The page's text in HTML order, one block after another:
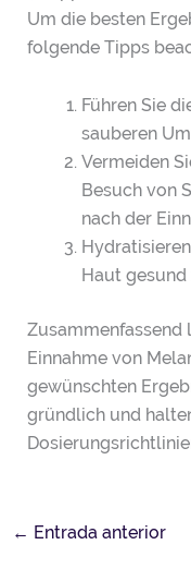
Um die besten
folgende Tipps
Führen Sie
sauberen
Vermeiden
Besuch von
nach der
Haut gesund
Zusammenfassend
Einnahme von
gewünschten
gründlich und
← Entrada anterior